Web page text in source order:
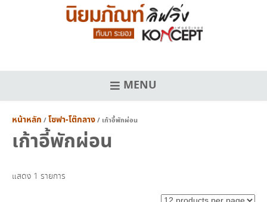
MENU
หน้าหลัก /โซฟา-โต๊กลาง/ เก้าอี้พักผ่อน
เก้าอี้พักผ่อน
แสดง 1 รายการ